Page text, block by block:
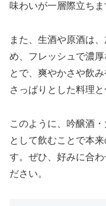
味わいが一層際立ちま
また、生酒や原酒は
め、フレッシュで濃
とで、爽やかさや飲
さっぱりとした料理
このように、吟醸酒
として飲むことで本
す。ぜひ、好みに合
ださい。